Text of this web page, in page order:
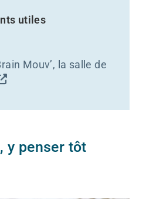
utiles
Mouv’, la salle de
y penser tôt